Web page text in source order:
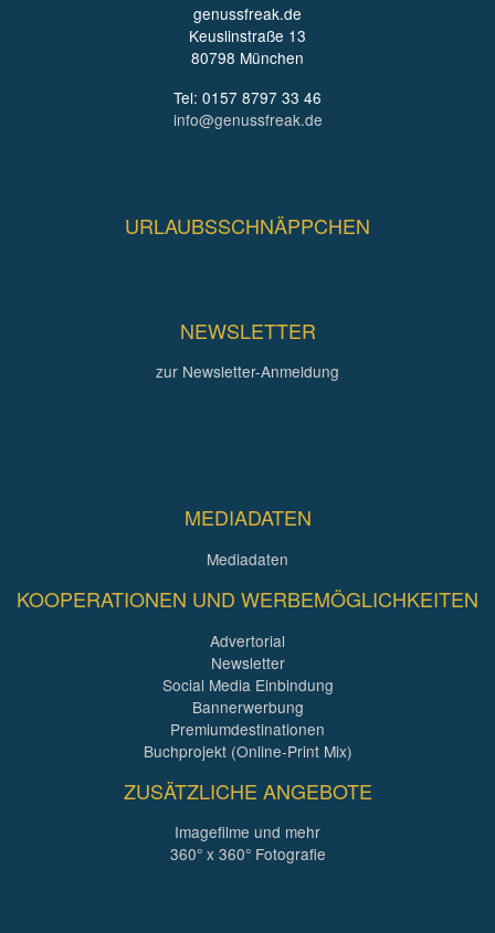
genussfreak.de
Keuslinstraße 13
80798 München
Tel: 0157 8797 33 46
info@genussfreak.de
URLAUBSSCHNÄPPCHEN
NEWSLETTER
zur Newsletter-Anmeldung
MEDIADATEN
Mediadaten
KOOPERATIONEN UND WERBEMÖGLICHKEITEN
Advertorial
Newsletter
Social Media Einbindung
Bannerwerbung
Premiumdestinationen
Buchprojekt (Online-Print Mix)
ZUSÄTZLICHE ANGEBOTE
Imagefilme und mehr
360° x 360° Fotografie